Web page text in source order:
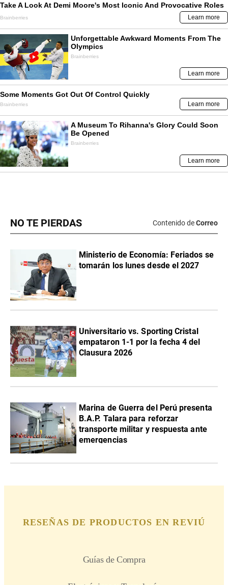
NO TE PIERDAS Contenido deCorreo
Ministerio de Economía: Feriados se
tomarán los lunes desde el 2027
Universitario vs. Sporting Cristal
empataron 1-1 por la fecha 4 del
Clausura 2026
Marina de Guerra del Perú presenta
B.A.P. Talara para reforzar
transporte militar y respuesta ante
emergencias